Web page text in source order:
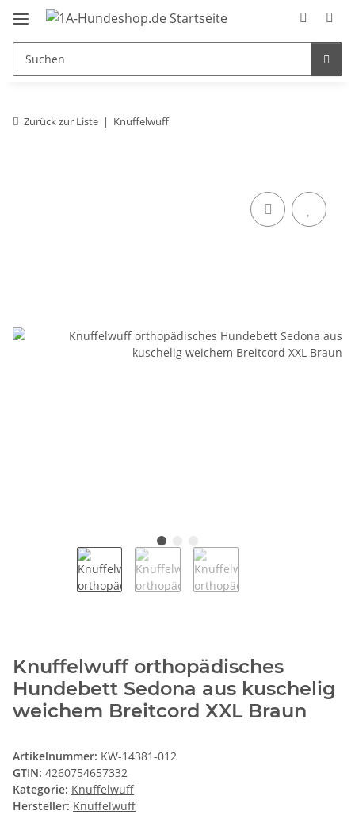
Zurück zur Liste Knuffelwuff
Knuffelwuff orthopädisches
Hundebett Sedona aus kuschelig
weichem Breitcord XXL Braun
Artikelnummer: KW-14381-012
GTIN: 4260754657332
Kategorie: Knuffelwuff
Hersteller: Knuffelwuff